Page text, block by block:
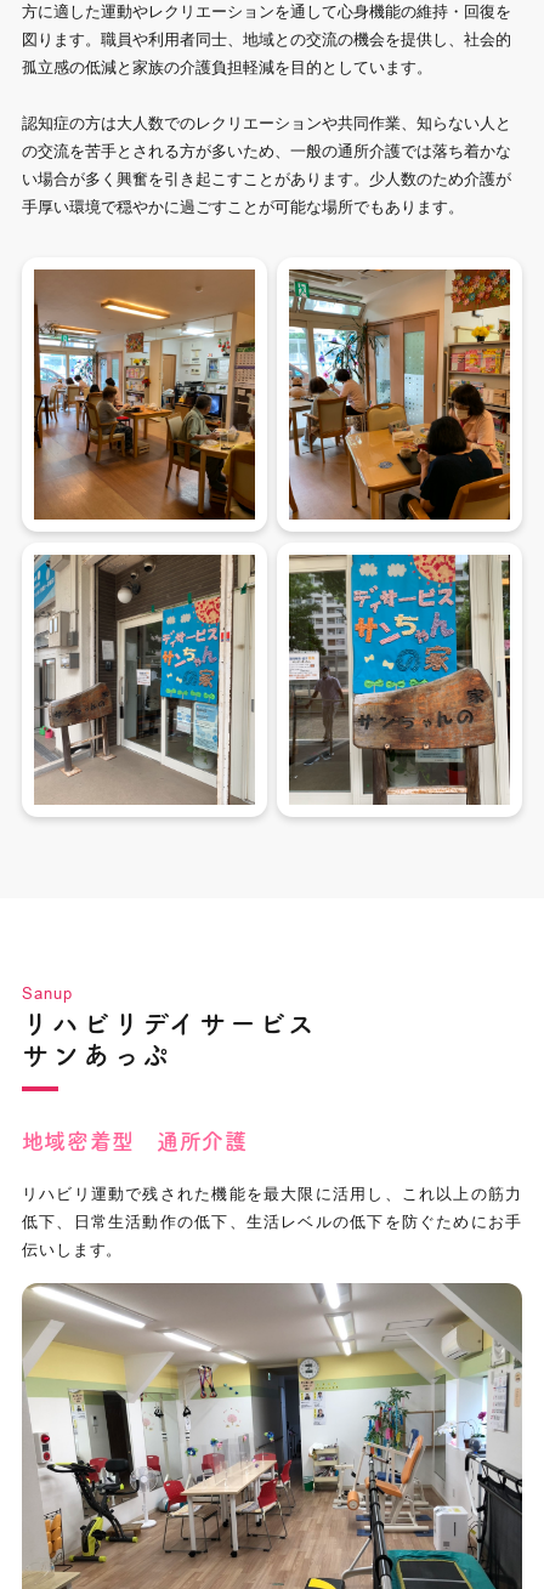
方に適した運動やレクリエーションを通して心身機能の維持・回復を
図ります。職員や利用者同士、地域との交流の機会を提供し、社会的
孤立感の低減と家族の介護負担軽減を目的としています。
認知症の方は大人数でのレクリエーションや共同作業、知らない人と
の交流を苦手とされる方が多いため、一般の通所介護では落ち着かな
い場合が多く興奮を引き起こすことがあります。少人数のため介護が
手厚い環境で穏やかに過ごすことが可能な場所でもあります。
Sanup
リハビリデイサービス
サンあっぷ
地域密着型 通所介護
リハビリ運動で残された機能を最大限に活用し、これ以上の筋力
低下、日常生活動作の低下、生活レベルの低下を防ぐためにお手
伝いします。